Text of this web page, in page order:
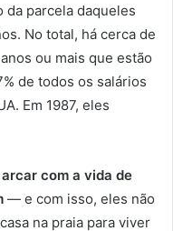
da parcela daqueles
No total, há cerca de
ou mais que estão
de todos os salários
Em 1987, eles
com a vida de
— e com isso, eles não
na praia para viver